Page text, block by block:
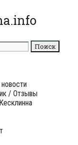
/ Отзывы